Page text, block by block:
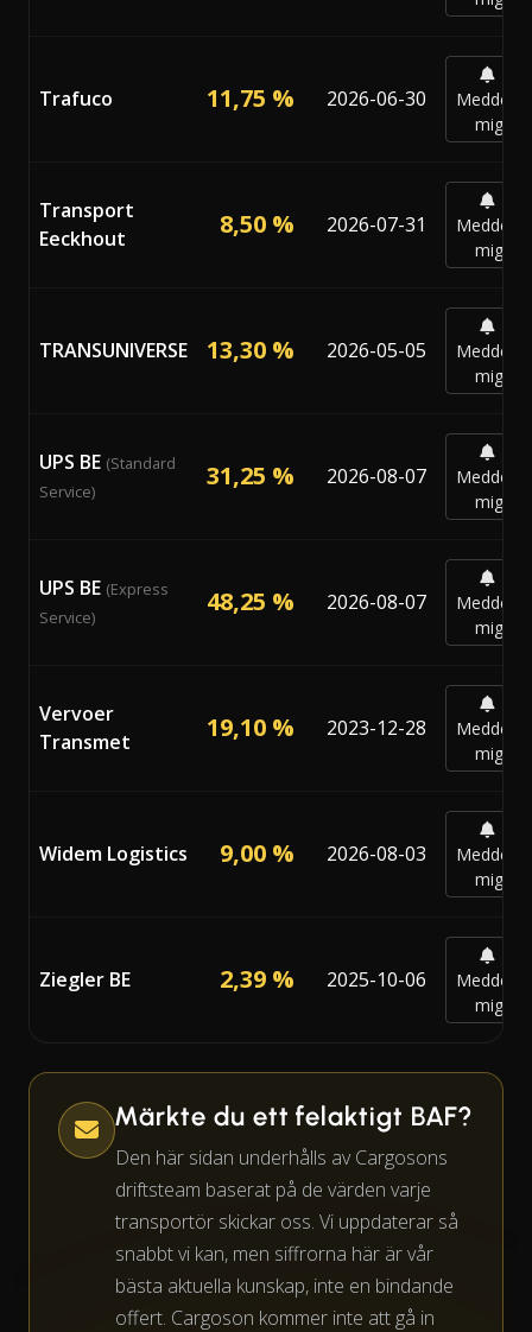
Trafuco 11,75 % 2026-06-30
Meddela
mig
Transport
Eeckhout
8,50 % 2026-07-31
Meddela
mig
TRANSUNIVERSE 13,30 % 2026-05-05
Meddela
mig
UPS BE (Standard
Service)
31,25 % 2026-08-07
Meddela
mig
UPS BE (Express
Service)
48,25 % 2026-08-07
Meddela
mig
Vervoer
Transmet
19,10 % 2023-12-28
Meddela
mig
Widem Logistics 9,00 % 2026-08-03
Meddela
mig
Ziegler BE 2,39 % 2025-10-06
Meddela
mig
Märkte du ett felaktigt BAF?
Den här sidan underhålls av Cargosons
driftsteam baserat på de värden varje
transportör skickar oss. Vi uppdaterar så
snabbt vi kan, men siffrorna här är vår
bästa aktuella kunskap, inte en bindande
offert. Cargoson kommer inte att gå in